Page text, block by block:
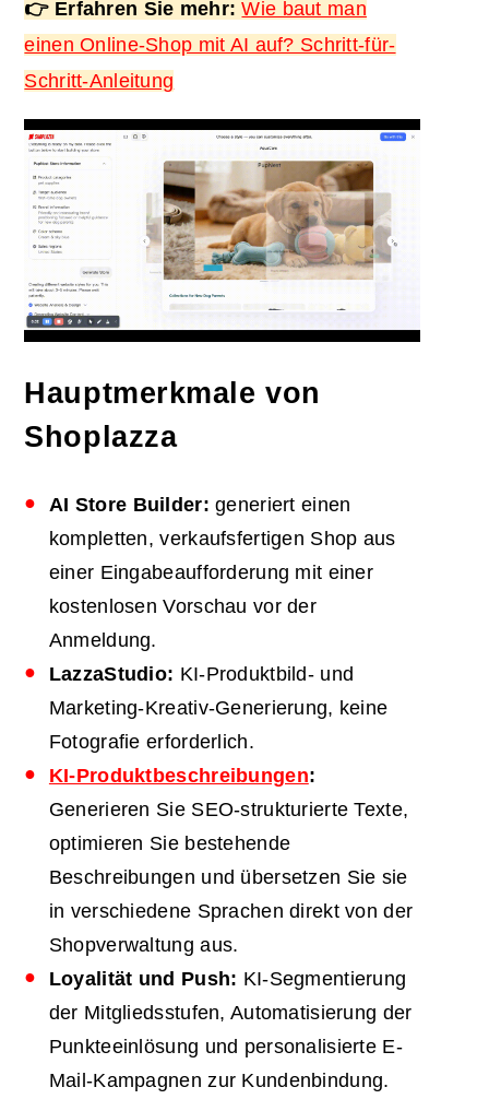
👉 Erfahren Sie mehr:Wie baut man
einen Online-Shop mit AI auf? Schritt-für-
Schritt-Anleitung
Hauptmerkmale von
Shoplazza
AI Store Builder: generiert einen
kompletten, verkaufsfertigen Shop aus
einer Eingabeaufforderung mit einer
kostenlosen Vorschau vor der
Anmeldung.
LazzaStudio: KI-Produktbild- und
Marketing-Kreativ-Generierung, keine
Fotografie erforderlich.
KI-Produktbeschreibungen:
Generieren Sie SEO-strukturierte Texte,
optimieren Sie bestehende
Beschreibungen und übersetzen Sie sie
in verschiedene Sprachen direkt von der
Shopverwaltung aus.
Loyalität und Push: KI-Segmentierung
der Mitgliedsstufen, Automatisierung der
Punkteeinlösung und personalisierte E-
Mail-Kampagnen zur Kundenbindung.